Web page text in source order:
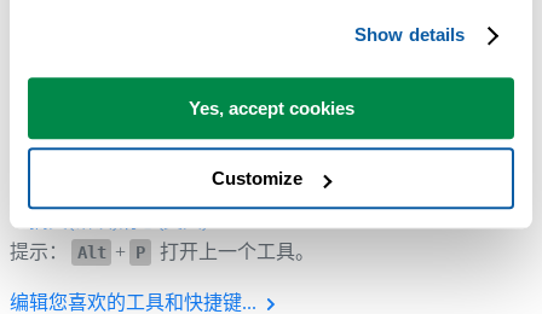
Show details
Yes, accept cookies
Customize
帮助您找到此工具的更多关键词：
提示：
Alt + P 打开上一个工具。
编辑您喜欢的工具和快捷键...